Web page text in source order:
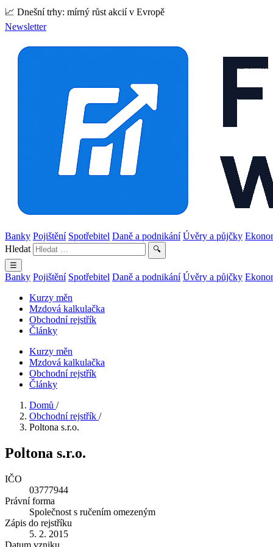
📈 Dnešní trhy: mírný růst akcií v Evropě
Newsletter
Banky Pojištění Spotřebitel Daně a podnikání Úvěry a půjčky
Hledat
🔍
☰
Banky Pojištění Spotřebitel Daně a podnikání Úvěry a půjčky
Kurzy měn
Mzdová kalkulačka
Obchodní rejstřík
Články
Kurzy měn
Mzdová kalkulačka
Obchodní rejstřík
Články
Domů /
Obchodní rejstřík /
Poltona s.r.o.
Poltona s.r.o.
IČO
03777944
Právní forma
Společnost s ručením omezeným
Zápis do rejstříku
5. 2. 2015
Datum vzniku